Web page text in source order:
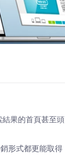
果的首頁甚至頭
形式都更能取得